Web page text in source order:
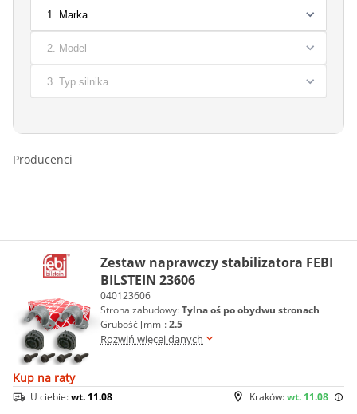
Producenci
Zestaw naprawczy stabilizatora FEBI
BILSTEIN 23606
040123606
Strona zabudowy:Tylna oś po obydwu stronach
Grubość [mm]:2.5
Rozwiń więcej danych
Kup na raty
Kraków:wt. 11.08
U ciebie:wt. 11.08